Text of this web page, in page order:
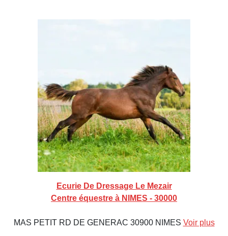
Ecurie De Dressage Le Mezair
Centre équestre à NIMES - 30000
MAS PETIT RD DE GENERAC 30900 NIMES Voir plus